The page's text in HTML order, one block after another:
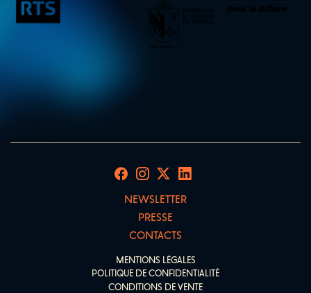
NEWSLETTER
PRESSE
CONTACTS
MENTIONS LÉGALES
POLITIQUE DE CONFIDENTIALITÉ
CONDITIONS DE VENTE